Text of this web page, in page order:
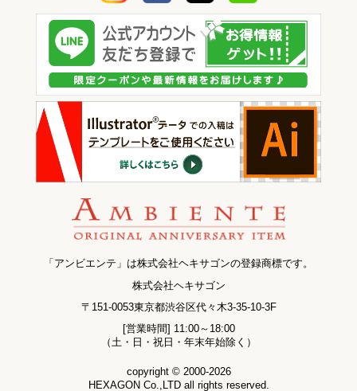
「アンビエンテ」は株式会社ヘキサゴンの登録商標です。
株式会社ヘキサゴン
〒151-0053東京都渋谷区代々木3-35-10-3F
[営業時間] 11:00～18:00
（土・日・祝日・年末年始除く）
copyright © 2000-2026
HEXAGON Co.,LTD all rights reserved.